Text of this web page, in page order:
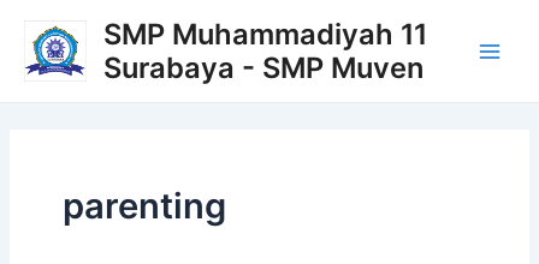
konten
SMP Muhammadiyah 11
Surabaya - SMP Muven
parenting